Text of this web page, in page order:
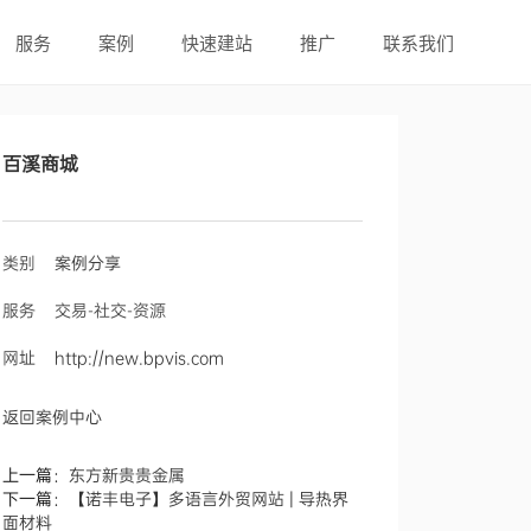
服务 案例 快速建站 推广 联系我们
百溪商城
类别 案例分享
服务 交易-社交-资源
网址 http://new.bpvis.com
返回案例中心
上一篇： 东方新贵贵金属
下一篇：
【诺丰电子】多语言外贸网站 | 导热界
面材料